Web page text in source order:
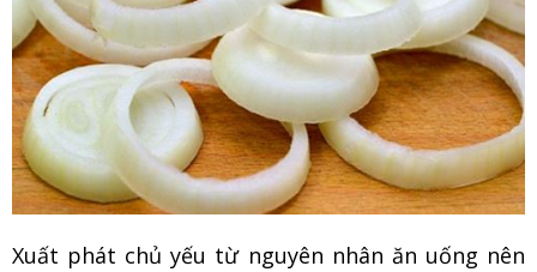
Xuất phát chủ yếu từ nguyên nhân ăn uống nên